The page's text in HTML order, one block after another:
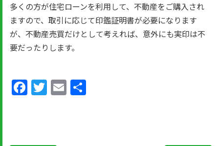
多くの方が住宅ローンを利用して、不動産をご購入され
ますので、取引に応じて印鑑証明書が必要になります
が、不動産売買だけとして考えれば、意外にも実印は不
要だったりします。
Facebook
Twitter
Email